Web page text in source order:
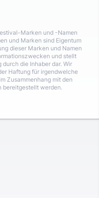
Marken und -Namen
und Marken sind Eigentum
dieser Marken und Namen
und stellt
die Inhaber dar. Wir
Haftung für irgendwelche
Zusammenhang mit den
bereitgestellt werden.